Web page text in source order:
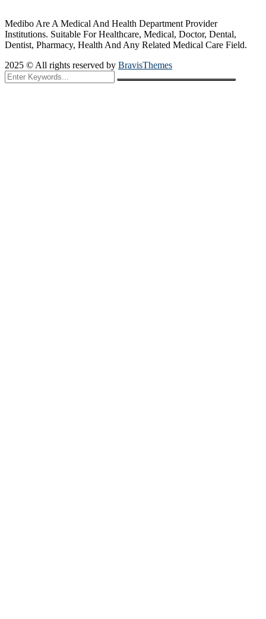
Medibo Are A Medical And Health Department Provider
Institutions. Suitable For Healthcare, Medical, Doctor, Dental,
Dentist, Pharmacy, Health And Any Related Medical Care Field.
2025 © All rights reserved by BravisThemes